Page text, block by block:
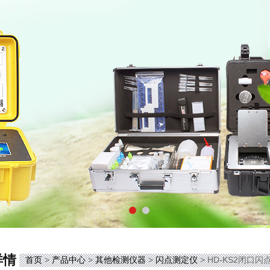
情 首页>产品中心>其他检测仪器>闪点测定仪> HD-KS2闭口闪